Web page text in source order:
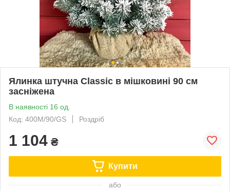
Ялинка штучна Classic в мішковині 90 см
засніжена
В наявності 16 од.
Код: 400M/90/GS
Роздріб
1 104 ₴
Купити
або